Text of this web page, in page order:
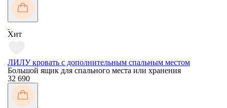
Хит
ЛИЛУ кровать с дополнительным спальным местом
Большой ящик для спального места или хранения
32 690